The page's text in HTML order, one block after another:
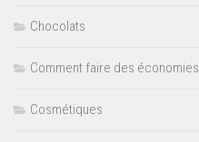
Chocolats
Comment faire des économies
Cosmétiques